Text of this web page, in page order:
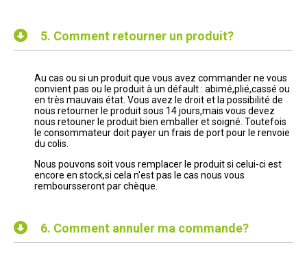
5. Comment retourner un produit?
Au cas ou si un produit que vous avez commander ne vous
convient pas ou le produit à un défault : abimé,plié,cassé ou
en très mauvais état. Vous avez le droit et la possibilité de
nous retourner le produit sous 14 jours,mais vous devez
nous retouner le produit bien emballer et soigné. Toutefois
le consommateur doit payer un frais de port pour le renvoie
du colis.
Nous pouvons soit vous remplacer le produit si celui-ci est
encore en stock,si cela n'est pas le cas nous vous
remboursseront par chèque.
6. Comment annuler ma commande?